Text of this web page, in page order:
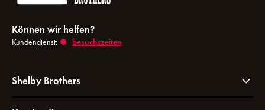
Können wir helfen?
Kundendienst: besuchszeiten
Shelby Brothers